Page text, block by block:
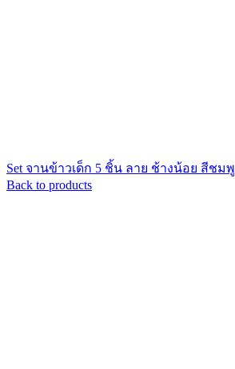
Set จานข้าวเด็ก 5 ชิ้น ลาย ช้างน้อย สีชมพู
Back to products